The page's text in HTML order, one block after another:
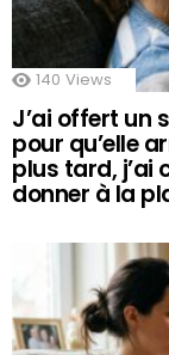
140 Views
J’ai offert un
pour qu’elle
plus tard, j’ai
donner à la